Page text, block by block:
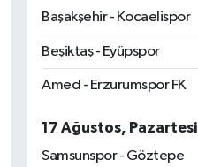
Başakşehir - Kocaelispor
Beşiktaş - Eyüpspor
Amed - Erzurumspor FK
17 Ağustos, Pazartesi
Samsunspor - Göztepe